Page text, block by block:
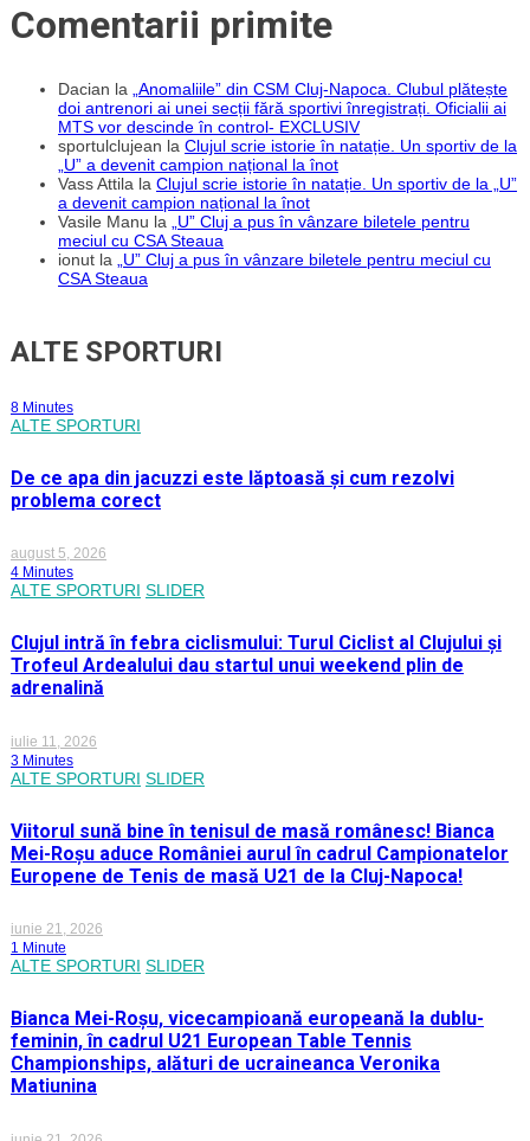
Comentarii primite
Dacian la
„Anomaliile” din CSM Cluj-Napoca. Clubul plătește
doi antrenori ai unei secții fără sportivi înregistrați. Oficialii ai
MTS vor descinde în control- EXCLUSIV
sportulclujean la Clujul scrie istorie în natație. Un sportiv de la
„U” a devenit campion național la înot
Vass Attila la Clujul scrie istorie în natație. Un sportiv de la „U”
a devenit campion național la înot
Vasile Manu la
„U” Cluj a pus în vânzare biletele pentru
meciul cu CSA Steaua
ionut la
„U” Cluj a pus în vânzare biletele pentru meciul cu
CSA Steaua
ALTE SPORTURI
8 Minutes
ALTE SPORTURI
De ce apa din jacuzzi este lăptoasă și cum rezolvi
problema corect
august 5, 2026
4 Minutes
ALTE SPORTURI SLIDER
Clujul intră în febra ciclismului: Turul Ciclist al Clujului și
Trofeul Ardealului dau startul unui weekend plin de
adrenalină
iulie 11, 2026
3 Minutes
ALTE SPORTURI SLIDER
Viitorul sună bine în tenisul de masă românesc! Bianca
Mei-Roșu aduce României aurul în cadrul Campionatelor
Europene de Tenis de masă U21 de la Cluj-Napoca!
iunie 21, 2026
1 Minute
ALTE SPORTURI SLIDER
Bianca Mei-Roșu, vicecampioană europeană la dublu-
feminin, în cadrul U21 European Table Tennis
Championships, alături de ucraineanca Veronika
Matiunina